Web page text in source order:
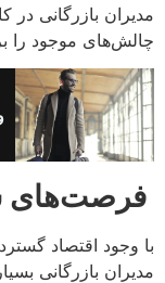
مدیران بازرگانی در
چالش‌های موجود را
فرصت‌های
با وجود اقتصاد
مدیران بازرگانی